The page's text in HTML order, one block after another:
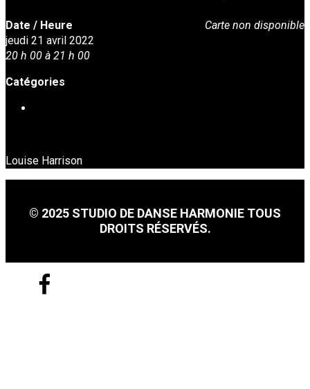
Carte non disponible
Date / Heure
jeudi 21 avril 2022
20 h 00 à 21 h 00
Catégories
Louise Harrison
© 2025 STUDIO DE DANSE HARMONIE TOUS
DROITS RÉSERVÉS.